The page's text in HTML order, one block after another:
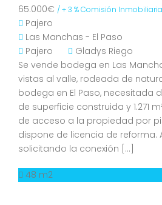
65.000€ / + 3 % Comisión Inmobiliaria
Pajero
Las Manchas - El Paso
Pajero
Gladys Riego
Se vende bodega en Las
vistas al valle, rodeada de
bodega en El Paso, necesitada
de superficie construida y 1.271
de acceso a la propiedad por
dispone de licencia de reforma.
solicitando la conexión […]
48 m2